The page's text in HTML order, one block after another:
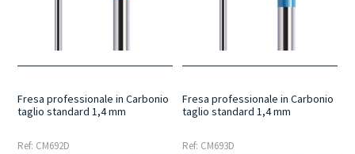
Fresa professionale in Carbonio
taglio standard 1,4 mm
Ref: CM692D
Fresa professionale in Carbonio
taglio standard 1,4 mm
Ref: CM693D